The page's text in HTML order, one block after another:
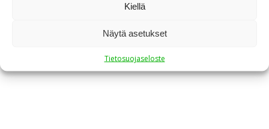
Kiellä
Näytä asetukset
Tietosuojaseloste
Yritys